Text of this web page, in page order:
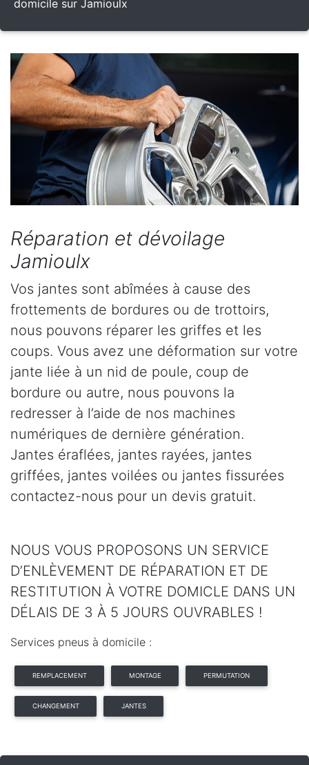
domicile sur Jamioulx
Réparation et dévoilage
Jamioulx
Vos jantes sont abîmées à cause des
frottements de bordures ou de trottoirs,
nous pouvons réparer les griffes et les
coups. Vous avez une déformation sur votre
jante liée à un nid de poule, coup de
bordure ou autre, nous pouvons la
redresser à l’aide de nos machines
numériques de dernière génération.
Jantes éraflées, jantes rayées, jantes
griffées, jantes voilées ou jantes fissurées
contactez-nous pour un devis gratuit.
NOUS VOUS PROPOSONS UN SERVICE
D’ENLÈVEMENT DE RÉPARATION ET DE
RESTITUTION À VOTRE DOMICLE DANS UN
DÉLAIS DE 3 À 5 JOURS OUVRABLES !
Services pneus à domicile :
REMPLACEMENT MONTAGE PERMUTATION
CHANGEMENT JANTES